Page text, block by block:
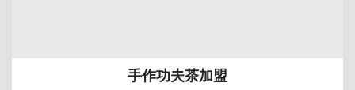
手作功夫茶加盟